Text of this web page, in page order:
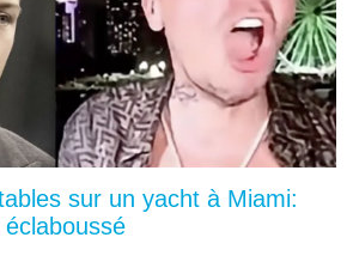
sur un yacht à Miami: